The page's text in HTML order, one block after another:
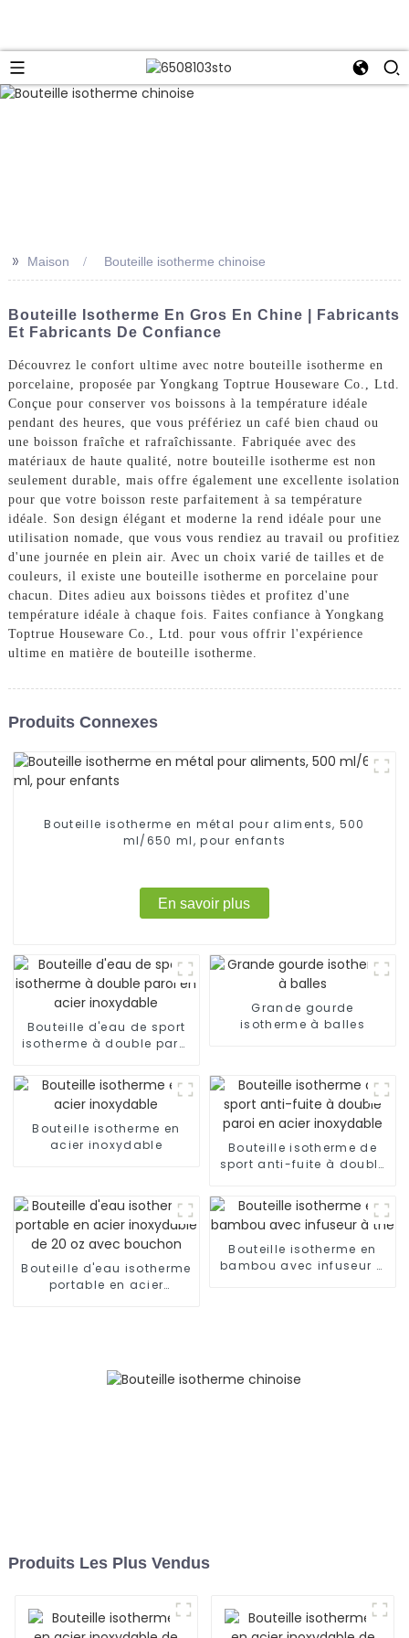
>> Maison Bouteille isotherme chinoise
Bouteille Isotherme En Gros En Chine | Fabricants
Et Fabricants De Confiance
Découvrez le confort ultime avec notre bouteille isotherme en
porcelaine, proposée par Yongkang Toptrue Houseware Co., Ltd.
Conçue pour conserver vos boissons à la température idéale
pendant des heures, que vous préfériez un café bien chaud ou
une boisson fraîche et rafraîchissante. Fabriquée avec des
matériaux de haute qualité, notre bouteille isotherme est non
seulement durable, mais offre également une excellente isolation
pour que votre boisson reste parfaitement à sa température
idéale. Son design élégant et moderne la rend idéale pour une
utilisation nomade, que vous vous rendiez au travail ou profitiez
d'une journée en plein air. Avec un choix varié de tailles et de
couleurs, il existe une bouteille isotherme en porcelaine pour
chacun. Dites adieu aux boissons tièdes et profitez d'une
température idéale à chaque fois. Faites confiance à Yongkang
Toptrue Houseware Co., Ltd. pour vous offrir l'expérience
ultime en matière de bouteille isotherme.
Produits Connexes
Bouteille isotherme en métal pour aliments, 500
ml/650 ml, pour enfants
En savoir plus
Bouteille d'eau de sport
isotherme à double paroi
Grande gourde
isotherme à balles
Bouteille isotherme en
acier inoxydable
Bouteille isotherme de
sport anti-fuite à double
Bouteille d'eau isotherme
portable en acier
Bouteille isotherme en
bambou avec infuseur à
Produits Les Plus Vendus